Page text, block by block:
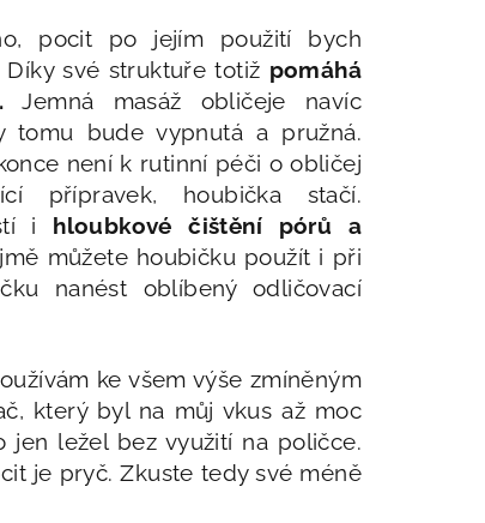
pocit po jejím použití bych
své struktuře totiž pomáhá
Jemná masáž obličeje navíc
tomu bude vypnutá a pružná.
není k rutinní péči o obličej
přípravek, houbička stačí.
i hloubkové čištění pórů a
můžete houbičku použít i při
nanést oblíbený odličovací
ke všem výše zmíněným
který byl na můj vkus až moc
jen ležel bez využití na poličce.
je pryč. Zkuste tedy své méně